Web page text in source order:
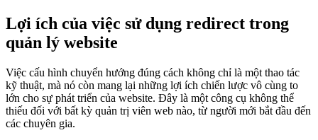
Lợi ích của việc sử dụng redirect trong
quản lý website
Việc cấu hình chuyển hướng đúng cách không chỉ là một thao tác
kỹ thuật, mà nó còn mang lại những lợi ích chiến lược vô cùng to
lớn cho sự phát triển của website. Đây là một công cụ không thể
thiếu đối với bất kỳ quản trị viên web nào, từ người mới bắt đầu đến
các chuyên gia.